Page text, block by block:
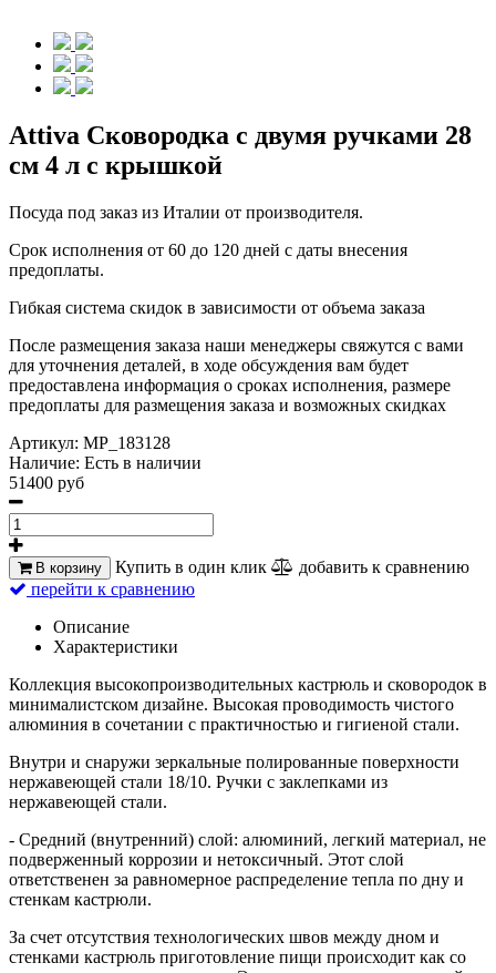
Attiva Сковородка с двумя ручками 28
см 4 л с крышкой
Посуда под заказ из Италии от производителя.
Срок исполнения от 60 до 120 дней с даты внесения
предоплаты.
Гибкая система скидок в зависимости от объема заказа
После размещения заказа наши менеджеры свяжутся с вами
для уточнения деталей, в ходе обсуждения вам будет
предоставлена информация о сроках исполнения, размере
предоплаты для размещения заказа и возможных скидках
Артикул: MP_183128
Наличие: Есть в наличии
51400 руб
В корзину Купить в один клик
добавить к сравнению
перейти к сравнению
Описание
Характеристики
Коллекция высокопроизводительных кастрюль и сковородок в
минималистском дизайне. Высокая проводимость чистого
алюминия в сочетании с практичностью и гигиеной стали.
Внутри и снаружи зеркальные полированные поверхности
нержавеющей стали 18/10. Ручки с заклепками из
нержавеющей стали.
- Средний (внутренний) слой: алюминий, легкий материал, не
подверженный коррозии и нетоксичный. Этот слой
ответственен за равномерное распределение тепла по дну и
стенкам кастрюли.
За счет отсутствия технологических швов между дном и
стенками кастрюль приготовление пищи происходит как со